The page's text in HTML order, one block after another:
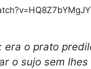
era o prato
o sujo sem